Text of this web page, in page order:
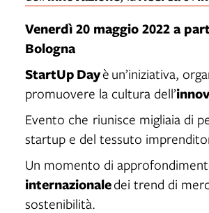
Venerdì 20 maggio 2022 a
Bologna
StartUp Dayè un’iniziativa,
promuovere la cultura dell’
Evento che riunisce migliaia di
startup e del tessuto
Un momento di
internazionaledei trend di
sostenibilità.